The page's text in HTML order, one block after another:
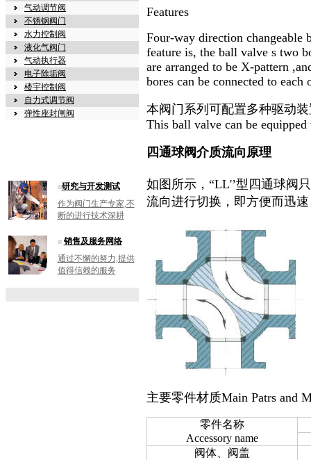
气动调节阀
不锈钢阀门
水力控制阀
液化气阀门
气动执行器
电子除垢阀
楼宇控制阀
自力式调节阀
弹性座封闸阀
研究与开发测试
作为阀门生产专家,不
断的进行技术深耕
销售及服务网络
通过不懈的努力,提供
值得信赖的服务
Features
Four-way direction
feature is, the ball valve s two
are arranged to be X-pattern
bores can be connected to each
本阀门系列可配置多种驱动
This ball valve can be
四通球阀介质流向原理
如图所示，“LL'’型四通球阀
流向进行切换，即方便而迅
主要零件材质Main Patrs and
零件名称
Accessory name
阀体、阀盖